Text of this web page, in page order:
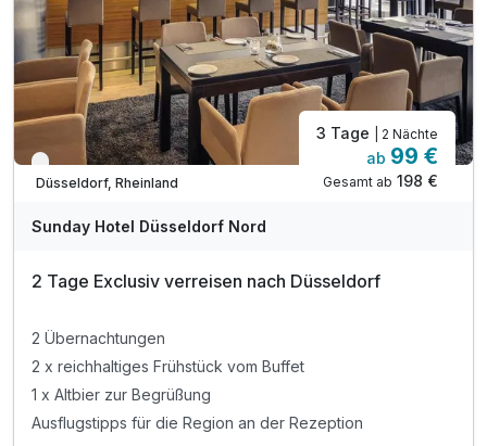
Verfügbar bis Dezember
Düsseldorf, Rheinland
3 Tage | 2 Nächte
ab 99 €
Gesamt ab 198 €
Sunday Hotel Düsseldorf Nord
2 Tage Exclusiv verreisen nach Düsseldorf
2 Übernachtungen
2 x reichhaltiges Frühstück vom Buffet
1 x Altbier zur Begrüßung
Ausflugstipps für die Region an der Rezeption